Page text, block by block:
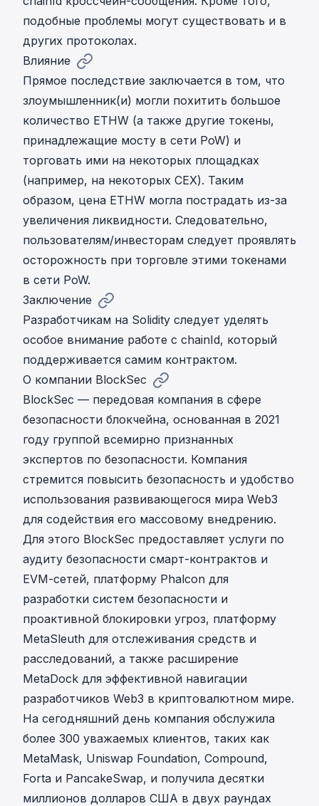
подобные проблемы могут существовать и в
других протоколах.
Влияние
Прямое последствие заключается в том, что
злоумышленник(и) могли похитить большое
количество ETHW (а также другие токены,
принадлежащие мосту в сети PoW) и
торговать ими на некоторых площадках
(например, на некоторых CEX). Таким
образом, цена ETHW могла пострадать из-за
увеличения ликвидности. Следовательно,
пользователям/инвесторам следует проявлять
осторожность при торговле этими токенами
в сети PoW.
Заключение
Разработчикам на Solidity следует уделять
особое внимание работе с chainId, который
поддерживается самим контрактом.
О компании BlockSec
BlockSec — передовая компания в сфере
безопасности блокчейна, основанная в 2021
году группой всемирно признанных
экспертов по безопасности. Компания
стремится повысить безопасность и удобство
использования развивающегося мира Web3
для содействия его массовому внедрению.
Для этого BlockSec предоставляет услуги по
аудиту безопасности смарт-контрактов и
EVM-сетей, платформу Phalcon для
разработки систем безопасности и
проактивной блокировки угроз, платформу
MetaSleuth для отслеживания средств и
расследований, а также расширение
MetaDock для эффективной навигации
разработчиков Web3 в криптовалютном мире.
На сегодняшний день компания обслужила
более 300 уважаемых клиентов, таких как
MetaMask, Uniswap Foundation, Compound,
Forta и PancakeSwap, и получила десятки
миллионов долларов США в двух раундах